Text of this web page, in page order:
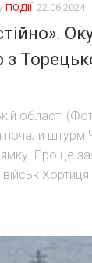
/ ПОДІЇ 22.06.2024
з
області
почали
Про це
військ